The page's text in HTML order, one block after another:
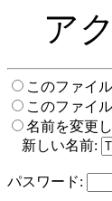
ア
このファイ
このファイ
名前を変更
新しい名前:
パスワード: